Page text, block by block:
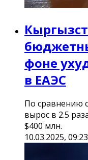
фоне
в ЕАЭС
По сравнению
вырос в 2.5
$400 млн.
10.03.2025,